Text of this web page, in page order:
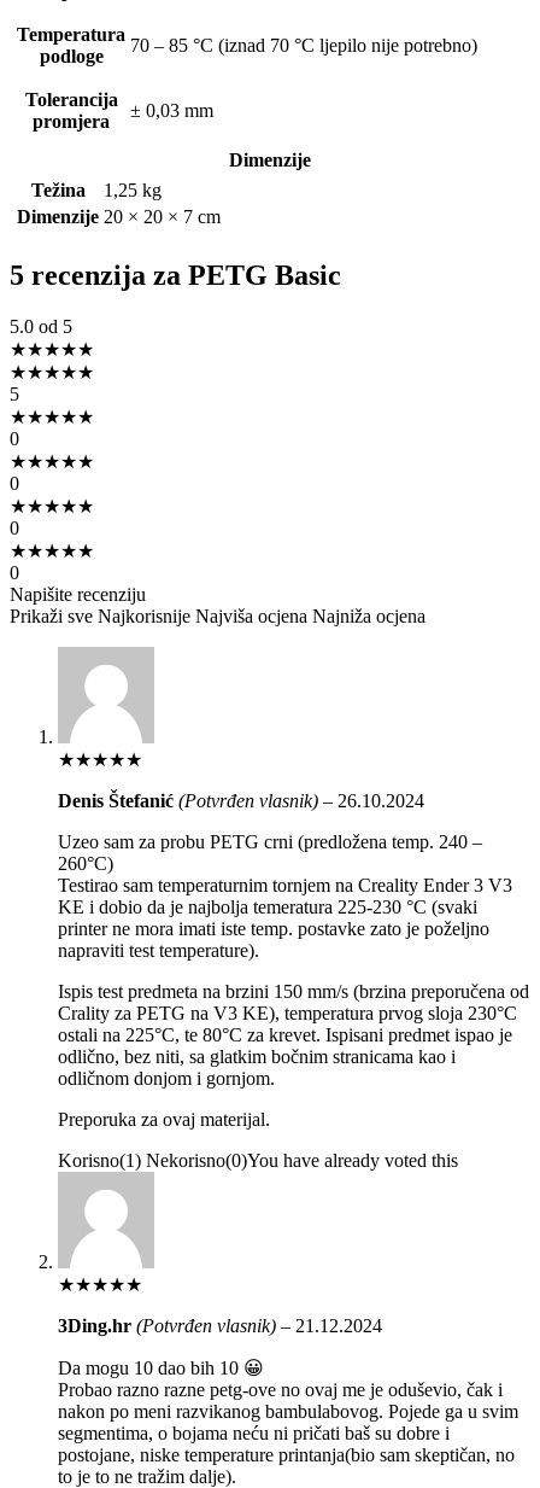
Temperatura
podloge
70 – 85 °C (iznad 70 °C ljepilo nije potrebno)
Tolerancija
promjera
± 0,03 mm
Dimenzije
Težina
1,25 kg
Dimenzije 20 × 20 × 7 cm
5 recenzija za PETG Basic
5.0 od 5
★★★★★
★★★★★
5
★★★★★
0
★★★★★
0
★★★★★
0
★★★★★
0
Napišite recenziju
Prikaži sve Najkorisnije Najviša ocjena Najniža ocjena
★★★★★
Denis Štefanić (Potvrđen vlasnik) – 26.10.2024
Uzeo sam za probu PETG crni (predložena temp. 240 –
260°C)
Testirao sam temperaturnim tornjem na Creality Ender 3 V3
KE i dobio da je najbolja temeratura 225-230 °C (svaki
printer ne mora imati iste temp. postavke zato je poželjno
napraviti test temperature).
Ispis test predmeta na brzini 150 mm/s (brzina preporučena od
Crality za PETG na V3 KE), temperatura prvog sloja 230°C
ostali na 225°C, te 80°C za krevet. Ispisani predmet ispao je
odlično, bez niti, sa glatkim bočnim stranicama kao i
odličnom donjom i gornjom.
Preporuka za ovaj materijal.
Korisno(1) Nekorisno(0)You have already voted this
★★★★★
3Ding.hr (Potvrđen vlasnik) – 21.12.2024
Da mogu 10 dao bih 10 😀
Probao razno razne petg-ove no ovaj me je oduševio, čak i
nakon po meni razvikanog bambulabovog. Pojede ga u svim
segmentima, o bojama neću ni pričati baš su dobre i
postojane, niske temperature printanja(bio sam skeptičan, no
to je to ne tražim dalje).